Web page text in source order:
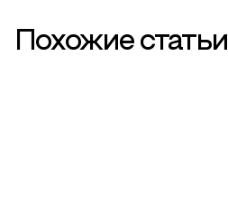
Похожие статьи